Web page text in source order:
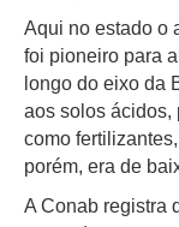
Aqui no estado o
foi pioneiro para
longo do eixo da
aos solos ácidos,
como
porém, era de
A Conab registra